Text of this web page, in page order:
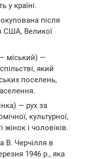
у країні.
після
США, Великої
міський) —
який
поселень,
— рух за
культурної,
жінок і чоловіків.
В. Черчілля в
1946 р., яка